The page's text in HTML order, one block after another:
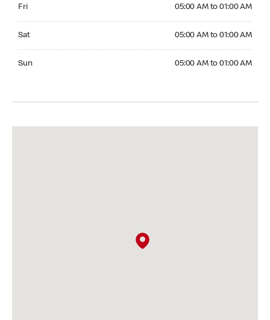
Fri 05:00 AM to 01:00 AM
Sat 05:00 AM to 01:00 AM
Sun 05:00 AM to 01:00 AM